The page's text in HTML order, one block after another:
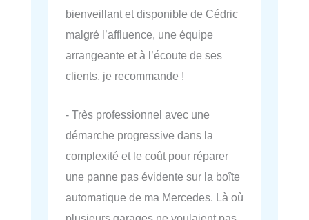
bienveillant et disponible de Cédric
malgré l’affluence, une équipe
arrangeante et à l’écoute de ses
clients, je recommande !
- Très professionnel avec une
démarche progressive dans la
complexité et le coût pour réparer
une panne pas évidente sur la boîte
automatique de ma Mercedes. Là où